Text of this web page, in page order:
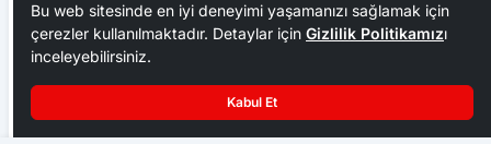
Ankara Ziraat Odaları; hububat alım fiyatları çiftçimizi
Bu web sitesinde en iyi deneyimi yaşamanızı sağlamak için
çerezler kullanılmaktadır. Detaylar için Gizlilik Politikamızı
inceleyebilirsiniz.
Kabul Et